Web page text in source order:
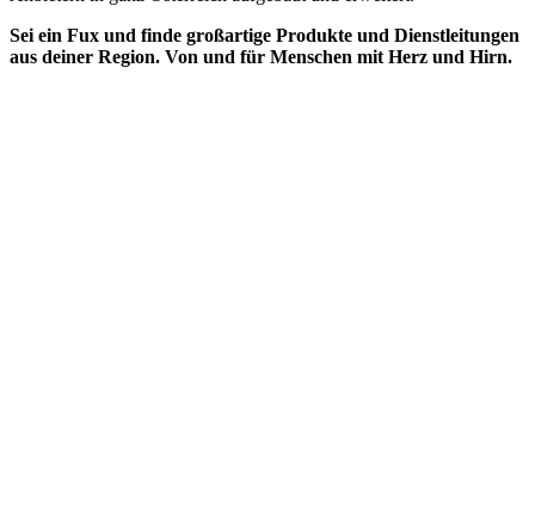
Sei ein Fux und finde großartige Produkte und Dienstleitungen
aus deiner Region. Von und für Menschen mit Herz und Hirn.